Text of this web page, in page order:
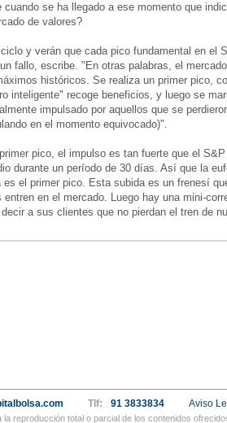
cuando se ha llegado a ese momento que
de valores?
y verán que cada pico fundamental en el
fallo, escribe. "En otras palabras, el
históricos. Se realiza un primer pico,
inteligente" recoge beneficios, y luego se
impulsado por aquellos que se
en el momento equivocado)".
pico, el impulso es tan fuerte que el
durante un período de 30 días. Así que la
es el primer pico. Esta subida es un frenesí
entren en el mercado. Luego hay una mini-
a sus clientes que no pierdan el tren de
Tlf: 91 3833834 Aviso
la reproducción total o parcial de los contenidos